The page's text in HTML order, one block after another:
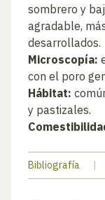
sombrero y
agradable,
desarrollados.
Microscopía:
con el poro
Hábitat:
y pastizales.
Bibliografía |